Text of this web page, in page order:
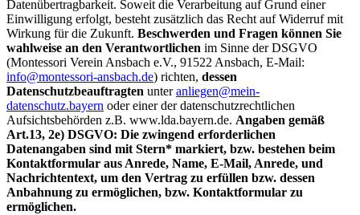
Datenübertragbarkeit. Soweit die Verarbeitung auf Grund einer
Einwilligung erfolgt, besteht zusätzlich das Recht auf Widerruf mit
Wirkung für die Zukunft. Beschwerden und Fragen können Sie
wahlweise an den Verantwortlichen im Sinne der DSGVO
(Montessori Verein Ansbach e.V., 91522 Ansbach, E-Mail:
info@montessori-ansbach.de) richten, dessen
Datenschutzbeauftragten unteranliegen@mein-
datenschutz.bayern oder einer der datenschutzrechtlichen
Aufsichtsbehörden z.B. ­www.lda.bayern.de. Angaben gemäß
Art.13, 2e) DSGVO: Die zwingend erforderlichen
Datenangaben sind mit Stern* markiert, bzw. bestehen beim
Kontaktformular aus Anrede, Name, E-Mail, Anrede, und
Nachrichtentext, um den Vertrag zu erfüllen bzw. dessen
Anbahnung zu ermöglichen, bzw. Kontaktformular zu
ermöglichen.